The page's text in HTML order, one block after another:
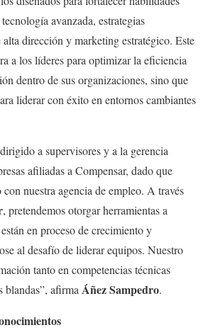
avanzada, estrategias
dirección y marketing estratégico. Este
a los líderes para optimizar la eficiencia
dentro de sus organizaciones, sino que
liderar con éxito en entornos cambiantes
a supervisores y a la gerencia
afiliadas a Compensar, dado que
nuestra agencia de empleo. A través
, pretendemos otorgar herramientas a
en proceso de crecimiento y
al desafío de liderar equipos. Nuestro
tanto en competencias técnicas
blandas”, afirma Áñez Sampedro.